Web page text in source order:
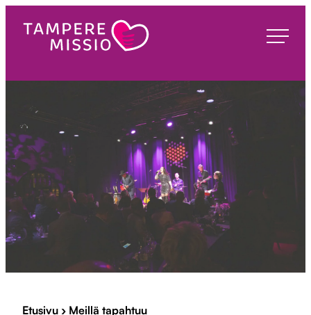
suoraan
sisältöön
TampereMissio
Etusivu › Meillä tapahtuu